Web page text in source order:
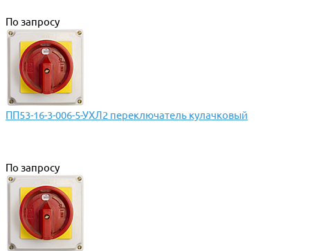
По запросу
ПП53-16-3-006-5-УХЛ2 переключатель кулачковый
По запросу